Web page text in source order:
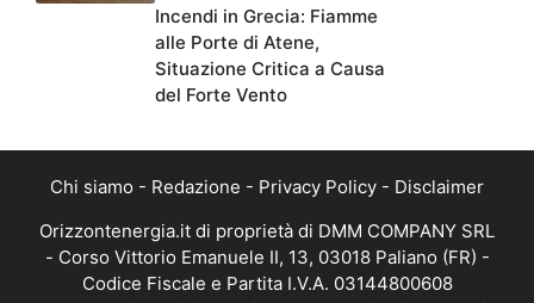
Incendi in Grecia: Fiamme
alle Porte di Atene,
Situazione Critica a Causa
del Forte Vento
Chi siamo - Redazione - Privacy Policy - Disclaimer
Orizzontenergia.it di proprietà di DMM COMPANY SRL
- Corso Vittorio Emanuele II, 13, 03018 Paliano (FR) -
Codice Fiscale e Partita I.V.A. 03144800608